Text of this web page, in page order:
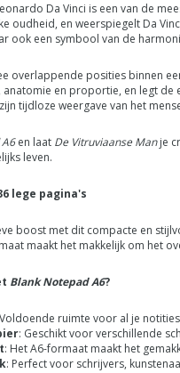
Da Vinci is een van de
oudheid, en weerspiegelt Da
ook een symbool van de
overlappende posities binnen
en proportie, en legt
tijdloze weergave van het
en laat De Vitruviaanse Manje
leven.
lege pagina's
boost met dit compacte en
maakt het makkelijk om het
Blank Notepad A6?
ruimte voor al je
: Geschikt voor verschillende
: Het A6-formaat maakt het
: Perfect voor schrijvers,